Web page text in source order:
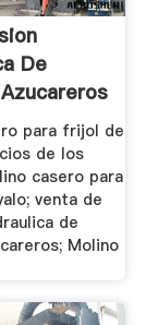
De
para frijol de
de los
casero para
venta de
de
Molino